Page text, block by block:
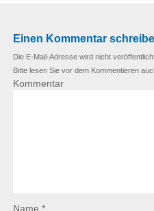
Einen Kommentar
Die E-Mail-Adresse wird nicht
Bitte lesen Sie vor dem Kommentieren
Kommentar
Name *